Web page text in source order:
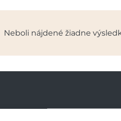
Neboli nájdené žiadne